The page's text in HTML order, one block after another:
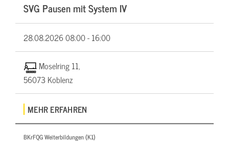
SVG Pausen mit System IV
28.08.202608:00 - 16:00
Moselring 11,
56073 Koblenz
MEHR ERFAHREN
BKrFQG Weiterbildungen (K1)